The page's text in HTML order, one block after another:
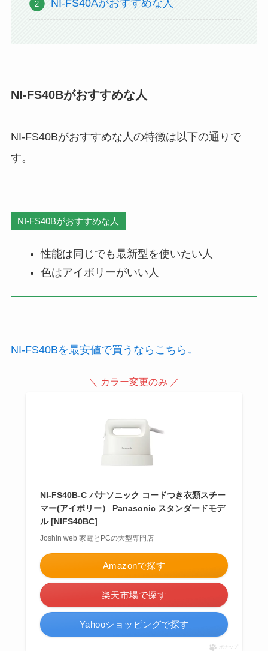
NI-FS40Aがおすすめな人
NI-FS40Bがおすすめな人
NI-FS40Bがおすすめな人の特徴は以下の通りで
す。
NI-FS40Bがおすすめな人
性能は同じでも最新型を使いたい人
色はアイボリーがいい人
NI-FS40Bを最安値で買うならこちら↓
＼ カラー変更のみ ／
NI-FS40B-C パナソニック コードつき衣類スチー
マー(アイボリー） Panasonic スタンダードモデ
ル [NIFS40BC]
Joshin web 家電とPCの大型専門店
Amazonで探す
楽天市場で探す
Yahooショッピングで探す
ポチップ